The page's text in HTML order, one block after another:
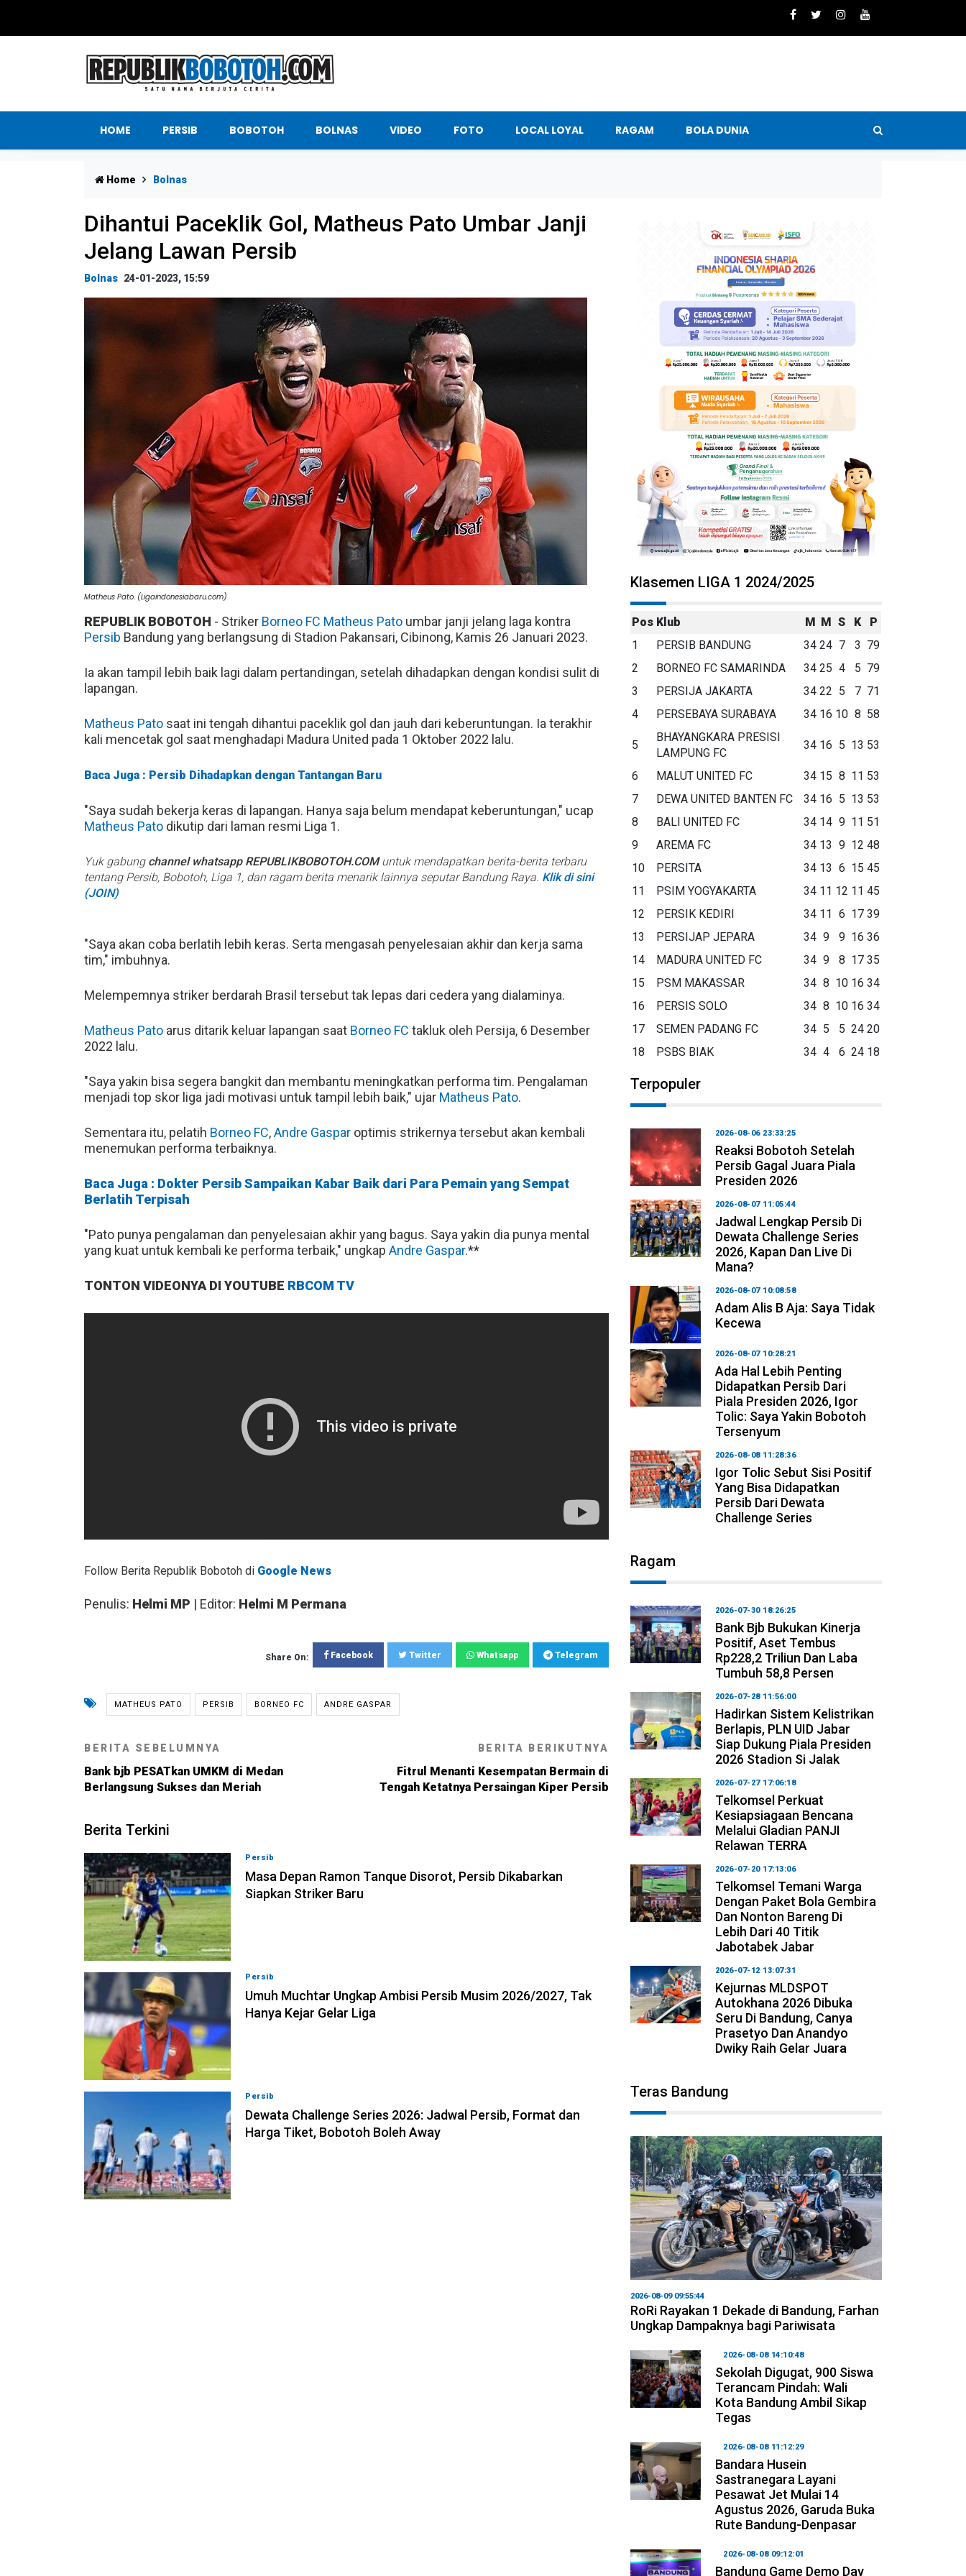
HOME PERSIB BOBOTOH BOLNAS VIDEO FOTO LOCAL LOYAL RAGAM BOLA DUNIA
Home Bolnas
Dihantui Paceklik Gol, Matheus Pato Umbar Janji
Jelang Lawan Persib
Bolnas 24-01-2023, 15:59
Matheus Pato. (Ligaindonesiabaru.com)
REPUBLIK BOBOTOH - Striker Borneo FC Matheus Pato umbar janji jelang laga kontra
Persib Bandung yang berlangsung di Stadion Pakansari, Cibinong, Kamis 26 Januari 2023.
Ia akan tampil lebih baik lagi dalam pertandingan, setelah dihadapkan dengan kondisi sulit di
lapangan.
Matheus Pato saat ini tengah dihantui paceklik gol dan jauh dari keberuntungan. Ia terakhir
kali mencetak gol saat menghadapi Madura United pada 1 Oktober 2022 lalu.
Baca Juga : Persib Dihadapkan dengan Tantangan Baru
"Saya sudah bekerja keras di lapangan. Hanya saja belum mendapat keberuntungan," ucap
Matheus Pato dikutip dari laman resmi Liga 1.
Yuk gabung channel whatsapp REPUBLIKBOBOTOH.COMuntuk mendapatkan berita-berita terbaru
tentang Persib, Bobotoh, Liga 1, dan ragam berita menarik lainnya seputar Bandung Raya. Klik di sini
(JOIN)
"Saya akan coba berlatih lebih keras. Serta mengasah penyelesaian akhir dan kerja sama
tim," imbuhnya.
Melempemnya striker berdarah Brasil tersebut tak lepas dari cedera yang dialaminya.
Matheus Pato arus ditarik keluar lapangan saat Borneo FC takluk oleh Persija, 6 Desember
2022 lalu.
"Saya yakin bisa segera bangkit dan membantu meningkatkan performa tim. Pengalaman
menjadi top skor liga jadi motivasi untuk tampil lebih baik," ujar Matheus Pato.
Sementara itu, pelatih Borneo FC,Andre Gaspar optimis strikernya tersebut akan kembali
menemukan performa terbaiknya.
Baca Juga : Dokter Persib Sampaikan Kabar Baik dari Para Pemain yang Sempat
Berlatih Terpisah
"Pato punya pengalaman dan penyelesaian akhir yang bagus. Saya yakin dia punya mental
yang kuat untuk kembali ke performa terbaik," ungkap Andre Gaspar.**
TONTON VIDEONYA DI YOUTUBE RBCOM TV
Follow Berita Republik Bobotoh di Google News
Penulis: Helmi MP | Editor: Helmi M Permana
Share On: Facebook Twitter Whatsapp Telegram
MATHEUS PATO PERSIB BORNEO FC ANDRE GASPAR
BERITA SEBELUMNYA
Bank bjb PESATkan UMKM di Medan
Berlangsung Sukses dan Meriah
BERITA BERIKUTNYA
Fitrul Menanti Kesempatan Bermain di
Tengah Ketatnya Persaingan Kiper Persib
Berita Terkini
Persib
Masa Depan Ramon Tanque Disorot, Persib Dikabarkan
Siapkan Striker Baru
Persib
Umuh Muchtar Ungkap Ambisi Persib Musim 2026/2027, Tak
Hanya Kejar Gelar Liga
Persib
Dewata Challenge Series 2026: Jadwal Persib, Format dan
Harga Tiket, Bobotoh Boleh Away
Klasemen LIGA 1 2024/2025
Pos Klub M M S K
P
1
PERSIB BANDUNG 34 24 7 3 79
2
BORNEO FC SAMARINDA 34 25 4 5 79
3
PERSIJA JAKARTA 34 22 5 7 71
4
PERSEBAYA SURABAYA 34 16 10 8 58
5
BHAYANGKARA PRESISI
LAMPUNG FC
34 16 5 13 53
6 MALUT UNITED FC 34 15 8 11 53
7
DEWA UNITED BANTEN FC 34 16 5 13 53
8
BALI UNITED FC 34 14 9 11 51
9
AREMA FC 34 13 9 12 48
10
PERSITA 34 13 6 15 45
11
PSIM YOGYAKARTA 34 11 12 11 45
12
PERSIK KEDIRI 34 11 6 17 39
13
PERSIJAP JEPARA 34 9 9 16 36
14
MADURA UNITED FC 34 9 8 17 35
15
PSM MAKASSAR 34 8 10 16 34
16
PERSIS SOLO 34 8 10 16 34
17
SEMEN PADANG FC 34 5 5 24 20
18
PSBS BIAK 34 4 6 24 18
Terpopuler
2026-08-06 23:33:25
Reaksi Bobotoh Setelah
Persib Gagal Juara Piala
Presiden 2026
2026-08-07 11:05:44
Jadwal Lengkap Persib Di
Dewata Challenge Series
2026, Kapan Dan Live Di
Mana?
2026-08-07 10:08:58
Adam Alis B Aja: Saya Tidak
Kecewa
2026-08-07 10:28:21
Ada Hal Lebih Penting
Didapatkan Persib Dari
Piala Presiden 2026, Igor
Tolic: Saya Yakin Bobotoh
Tersenyum
2026-08-08 11:28:36
Igor Tolic Sebut Sisi Positif
Yang Bisa Didapatkan
Persib Dari Dewata
Challenge Series
Ragam
2026-07-30 18:26:25
Bank Bjb Bukukan Kinerja
Positif, Aset Tembus
Rp228,2 Triliun Dan Laba
Tumbuh 58,8 Persen
2026-07-28 11:56:00
Hadirkan Sistem Kelistrikan
Berlapis, PLN UID Jabar
Siap Dukung Piala Presiden
2026 Stadion Si Jalak
2026-07-27 17:06:18
Telkomsel Perkuat
Kesiapsiagaan Bencana
Melalui Gladian PANJI
Relawan TERRA
2026-07-20 17:13:06
Telkomsel Temani Warga
Dengan Paket Bola Gembira
Dan Nonton Bareng Di
Lebih Dari 40 Titik
Jabotabek Jabar
2026-07-12 13:07:31
Kejurnas MLDSPOT
Autokhana 2026 Dibuka
Seru Di Bandung, Canya
Prasetyo Dan Anandyo
Dwiky Raih Gelar Juara
Teras Bandung
2026-08-09 09:55:44
RoRi Rayakan 1 Dekade di Bandung, Farhan
Ungkap Dampaknya bagi Pariwisata
2026-08-08 14:10:48
Sekolah Digugat, 900 Siswa
Terancam Pindah: Wali
Kota Bandung Ambil Sikap
Tegas
2026-08-08 11:12:29
Bandara Husein
Sastranegara Layani
Pesawat Jet Mulai 14
Agustus 2026, Garuda Buka
Rute Bandung-Denpasar
2026-08-08 09:12:01
Bandung Game Demo Day